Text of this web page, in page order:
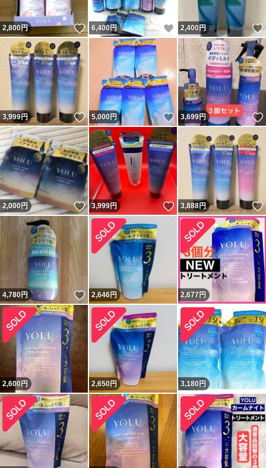
2,800円 いいね！
6,400円 いいね！
2,400円
3,999円 いいね！
5,000円 いいね！
3,699円
2,000円 いいね！
3,999円 いいね！
3,888円
4,780円 いいね！
2,646円 2,677円
2,600円 2,650円 3,180円